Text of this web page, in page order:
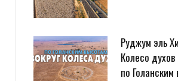
Руджум эль
Колесо
по